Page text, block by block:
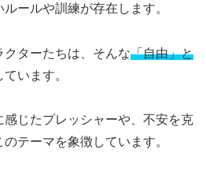
ールや訓練が存在します。
クターたちは、そんな「自由」と
います。
じたプレッシャーや、不安を克
テーマを象徴しています。